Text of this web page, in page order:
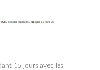
15 jours avec les